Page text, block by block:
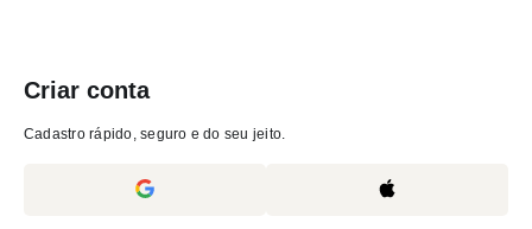
Criar conta
Cadastro rápido, seguro e do seu jeito.